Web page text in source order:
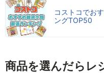
コストコでお
ングTOP50
商品を選んだらレ